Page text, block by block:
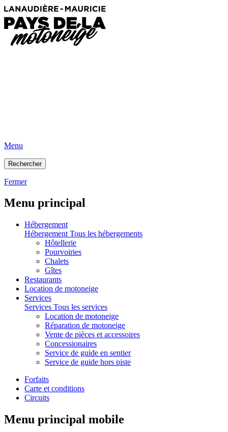
Menu
Rechercher
Fermer
Menu principal
Hébergement
Hébergement Tous les hébergements
Hôtellerie
Pourvoiries
Chalets
Gîtes
Restaurants
Location de motoneige
Services
Services Tous les services
Location de motoneige
Réparation de motoneige
Vente de pièces et accessoires
Concessionaires
Service de guide en sentier
Service de guide hors piste
Forfaits
Carte et conditions
Circuits
Menu principal mobile